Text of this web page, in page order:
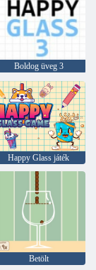
Boldog üveg 3
Happy Glass játék
Betölt